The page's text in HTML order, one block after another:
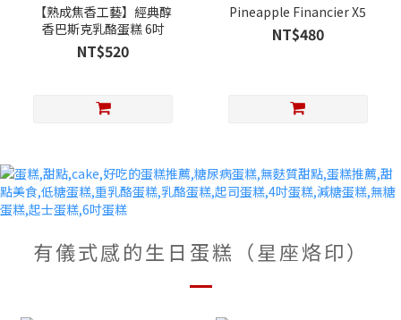
【熟成焦香工藝】經典醇
香巴斯克乳酪蛋糕 6吋
NT$520
Pineapple Financier X5
NT$480
有儀式感的生日蛋糕（星座烙印）